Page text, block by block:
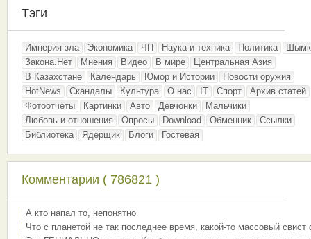
Тэги
Империя зла Экономика ЧП Наука и техника Политика
Закона.Нет
Мнения Видео В мире
Центральная Азия
В Казахстане
Календарь Юмор и Истории
Новости оружия
HotNews
Скандалы Культура О нас IT Спорт
Архив статей
Фотоотчёты
Картинки Авто Девчонки
Мальчики
Любовь и отношения
Опросы Download Обменник
Ссылки
Библиотека
Ядерщик Блоги Гостевая
Комментарии ( 786821 )
А кто напал то, непонятно
Что с планетой не так последнее время, какой-то массовый свист